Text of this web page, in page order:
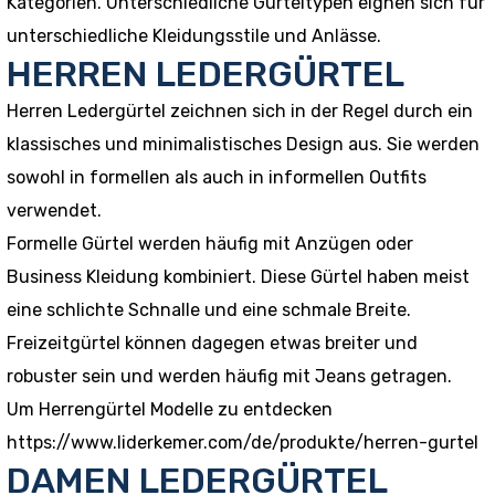
unterschiedliche Kleidungsstile und Anlässe.
HERREN LEDERGÜRTEL
Herren Ledergürtel zeichnen sich in der Regel durch ein
klassisches und minimalistisches Design aus. Sie werden
sowohl in formellen als auch in informellen Outfits
verwendet.
Formelle Gürtel werden häufig mit Anzügen oder
Business Kleidung kombiniert. Diese Gürtel haben meist
eine schlichte Schnalle und eine schmale Breite.
Freizeitgürtel können dagegen etwas breiter und
robuster sein und werden häufig mit Jeans getragen.
Um Herrengürtel Modelle zu entdecken
https://www.liderkemer.com/de/produkte/herren-gurtel
DAMEN LEDERGÜRTEL